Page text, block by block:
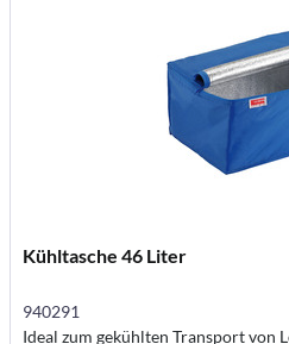
Kühltasche 46 Liter
940291
Ideal zum gekühlten Transport von